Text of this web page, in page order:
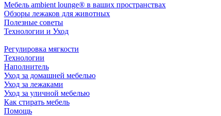
Мебель ambient lounge® в ваших пространствах
Обзоры лежаков для животных
Полезные советы
Технологии и Уход
Регулировка мягкости
Технологии
Наполнитель
Уход за домашней мебелью
Уход за лежаками
Уход за уличной мебелью
Как стирать мебель
Помощь